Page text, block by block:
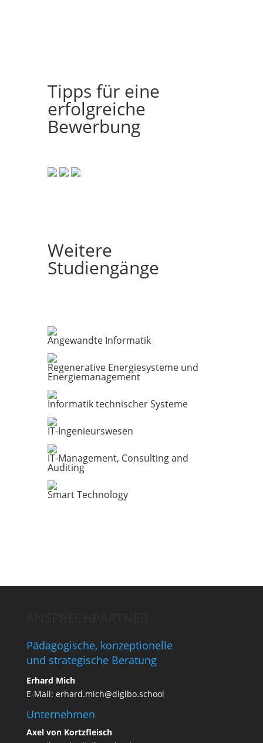
Tipps für eine
erfolgreiche
Bewerbung
Weitere
Studiengänge
Angewandte Informatik
Regenerative Energiesysteme und
Energiemanagement
Informatik technischer Systeme
IT-Ingenieurswesen
IT-Management, Consulting and
Auditing
Smart Technology
Pädagogische, konzeptionelle
und strategische Beratung
Erhard Mich
E-Mail: erhard.mich@digibo.school
Unternehmen
Axel von Kortzfleisch